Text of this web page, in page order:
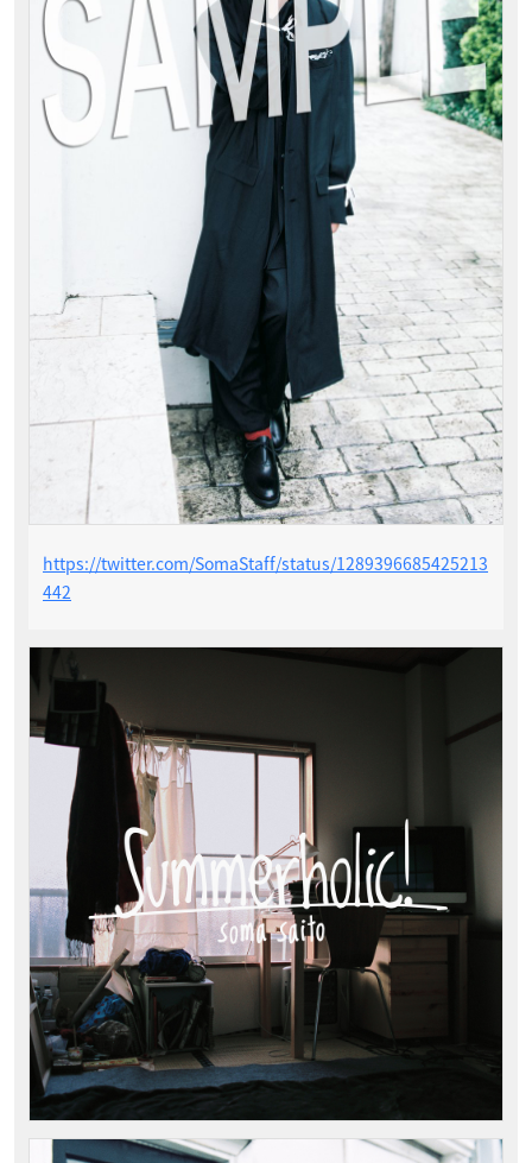
https://twitter.com/SomaStaff/status/1289396685425213
442